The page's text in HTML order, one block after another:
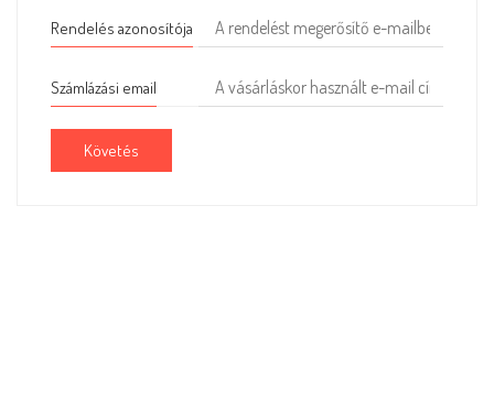
Rendelés azonosítója
Számlázási email
Követés